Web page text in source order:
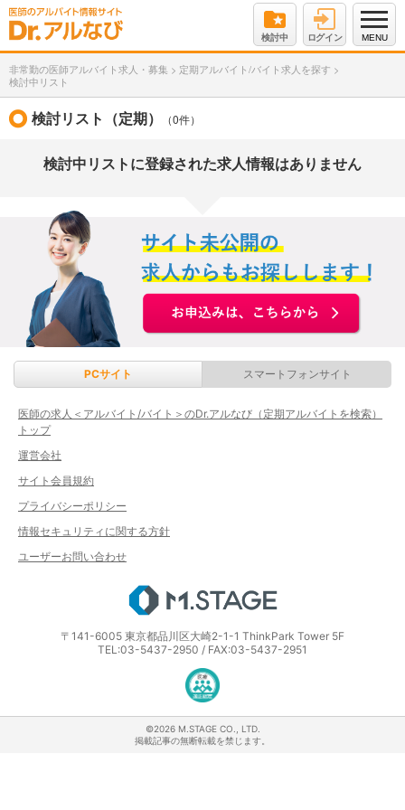
検討中 ログイン MENU
非常勤の医師アルバイト求人・募集 > 定期アルバイト/バイト求人を探す >
検討中リスト
検討リスト（定期） （0件）
検討中リストに登録された求人情報はありません
PCサイト スマートフォンサイト
医師の求人＜アルバイト/バイト＞のDr.アルなび（定期アルバイトを検索）
トップ
運営会社
サイト会員規約
プライバシーポリシー
情報セキュリティに関する方針
ユーザーお問い合わせ
〒141-6005 東京都品川区大崎2-1-1 ThinkPark Tower 5F
TEL:03-5437-2950 / FAX:03-5437-2951
©2026 M.STAGE CO., LTD.
掲載記事の無断転載を禁じます。